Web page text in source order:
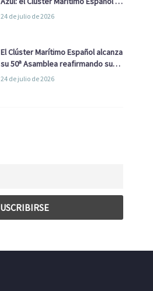
la Real Liga Naval avanzan alianzas
24 de julio de 2026
El Clúster Marítimo Español alcanza
su 50ª Asamblea reafirmando su
liderazgo en la Economía Azul
24 de julio de 2026